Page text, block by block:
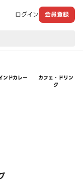
ログイン 会員登録
ンドカレー
カフェ・ドリン
ク